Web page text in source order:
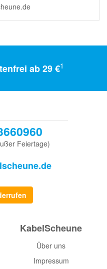
ab 29 €1
Feiertage)
KabelScheune
Über uns
Impressum